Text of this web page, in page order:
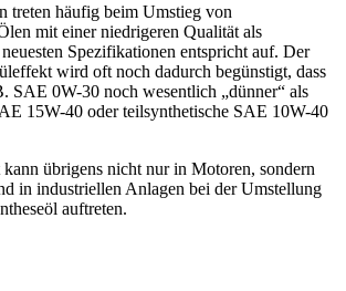
treten häufig beim Umstieg von
mit einer niedrigeren Qualität als
Spezifikationen entspricht auf. Der
wird oft noch dadurch begünstigt, dass
SAE 0W-30 noch wesentlich „dünner“ als
15W-40 oder teilsynthetische SAE 10W-40
übrigens nicht nur in Motoren, sondern
in industriellen Anlagen bei der Umstellung
auftreten.